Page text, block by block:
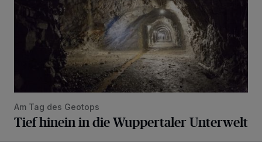
Am Tag des Geotops
Tief hinein in die Wuppertaler Unterwelt